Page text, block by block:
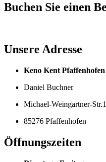
Buchen Sie einen
Unsere Adresse
Keno Kent Pfaffenhofen
Daniel Buchner
Michael-Weingartner-Str.1
85276 Pfaffenhofen
Öffnungszeiten